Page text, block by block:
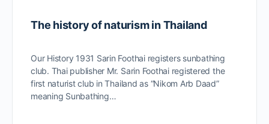
The history of naturism in Thailand
Our History 1931 Sarin Foothai registers sunbathing
club. Thai publisher Mr. Sarin Foothai registered the
first naturist club in Thailand as “Nikom Arb Daad”
meaning Sunbathing…